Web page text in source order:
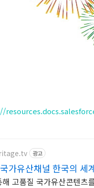
광고
가유산채널 한국의 세
고품질 국가유산콘텐츠